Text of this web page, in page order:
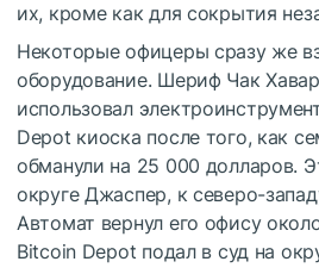
их, кроме как для сокрытия
Некоторые офицеры сразу же
оборудование. Шериф Чак
использовал
Depot киоска после того, как
обманули на 25 000 долларов.
округе Джаспер, к северо-
Автомат вернул его офису
Bitcoin Depot подал в суд на